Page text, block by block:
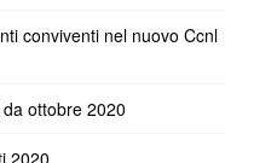
conviventi nel nuovo Ccnl
ottobre 2020